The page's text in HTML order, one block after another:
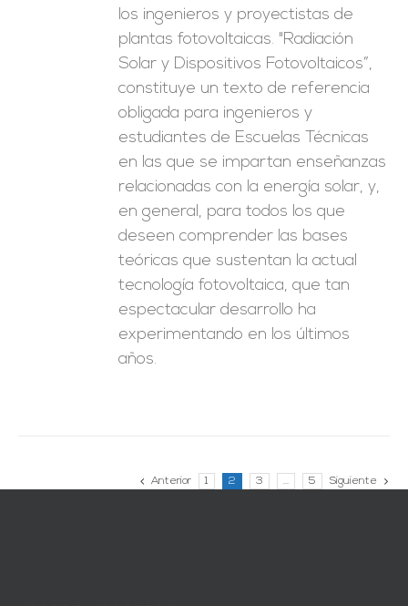
los ingenieros y proyectistas de
plantas fotovoltaicas. "Radiación
Solar y Dispositivos Fotovoltaicos”,
constituye un texto de referencia
obligada para ingenieros y
estudiantes de Escuelas Técnicas
en las que se impartan enseñanzas
relacionadas con la energía solar, y,
en general, para todos los que
deseen comprender las bases
teóricas que sustentan la actual
tecnología fotovoltaica, que tan
espectacular desarrollo ha
experimentando en los últimos
años.
Anterior 1 2 3 … 5 Siguiente